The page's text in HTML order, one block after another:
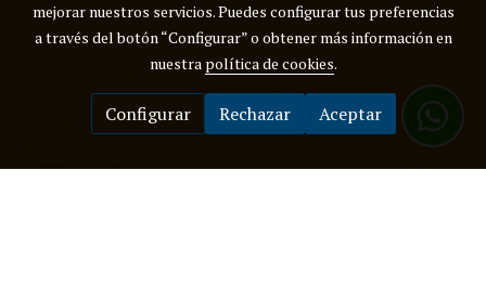
mejorar nuestros servicios. Puedes configurar tus preferencias
a través del botón “Configurar” o obtener más información en
nuestra política de cookies.
Configurar Rechazar Aceptar